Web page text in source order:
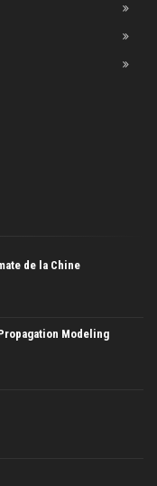
de la Chine
Modeling